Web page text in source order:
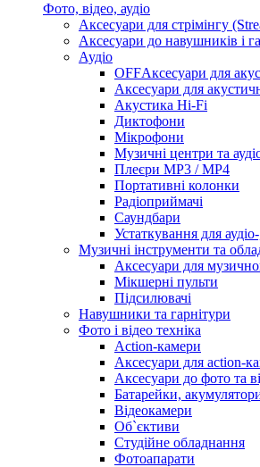
Фото, відео, аудіо
Аксесуари для стрімінгу
Аксесуари до навушників і
Аудіо
OFFАксесуари для
Аксесуари для
Акустика Hi-Fi
Диктофони
Мікрофони
Музичні центри та
Плеєри MP3 / MP4
Портативні колонки
Радіоприймачі
Саундбари
Устаткування для
Музичні інструменти та
Аксесуари для
Мікшерні пульти
Підсилювачі
Навушники та гарнітури
Фото і відео техніка
Action-камери
Аксесуари для action-
Аксесуари до фото та
Батарейки,
Відеокамери
Об`єктиви
Студійне обладнання
Фотоапарати